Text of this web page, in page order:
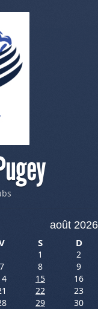
août 2026
S D
1
2
7 8
9
15
16
22
23
29
30